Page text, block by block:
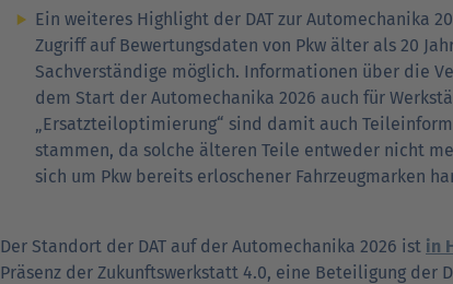
Ein weiteres Highlight der DAT zur Automechanika
Zugriff auf Bewertungsdaten von Pkw älter als 20
Sachverständige möglich. Informationen über die
dem Start der Automechanika 2026 auch für
„Ersatzteiloptimierung“ sind damit auch
stammen, da solche älteren Teile entweder nicht
sich um Pkw bereits erloschener Fahrzeugmarken
Der Standort der DAT auf der Automechanika 2026 ist in
Präsenz der Zukunftswerkstatt 4.0, eine Beteiligung der